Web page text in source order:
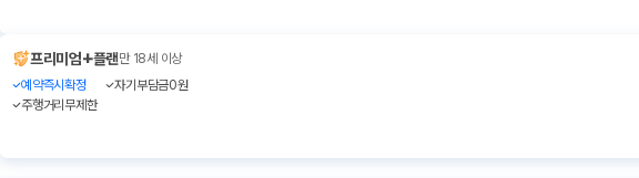
프리미엄+플랜만 18세 이상
예약즉시확정
자기부담금0원
주행거리무제한